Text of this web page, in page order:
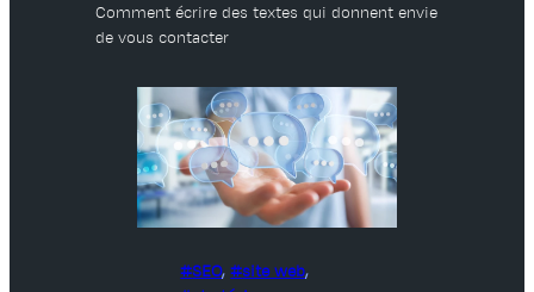
Comment écrire des textes qui donnent envie
de vous contacter
SEO, site web